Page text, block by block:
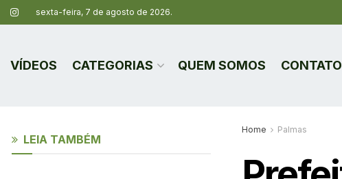
sexta-feira, 7 de agosto de 2026.
VÍDEOS CATEGORIAS QUEM SOMOS CONTATO
Home Palmas
LEIA TAMBÉM